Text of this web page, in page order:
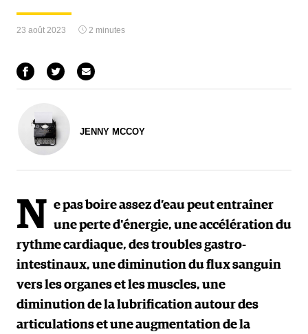
23 août 2023 2 minutes
JENNY MCCOY
N e pas boire assez d’eau peut entraîner
une perte d'énergie, une accélération du
rythme cardiaque, des troubles gastro-
intestinaux, une diminution du flux sanguin
vers les organes et les muscles, une
diminution de la lubrification autour des
articulations et une augmentation de la